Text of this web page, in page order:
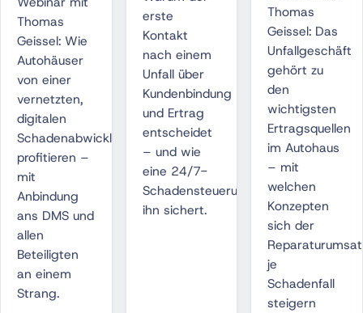
Thomas
Geissel: Wie
Autohäuser
von einer
vernetzten,
digitalen
Schadenabwicklung
profitieren –
mit
Anbindung
ans DMS und
allen
Beteiligten
an einem
Strang.
erste
Kontakt
nach einem
Unfall über
Kundenbindung
und Ertrag
entscheidet
– und wie
eine 24/7-
Schadensteuerung
ihn sichert.
Thomas
Geissel: Das
Unfallgeschäft
gehört zu
den
wichtigsten
Ertragsquellen
im Autohaus
– mit
welchen
Konzepten
sich der
je
Schadenfall
steigern